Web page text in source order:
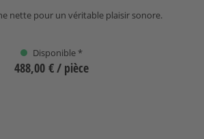
nette pour un véritable plaisir sonore.
Disponible *
488,00 €/ pièce